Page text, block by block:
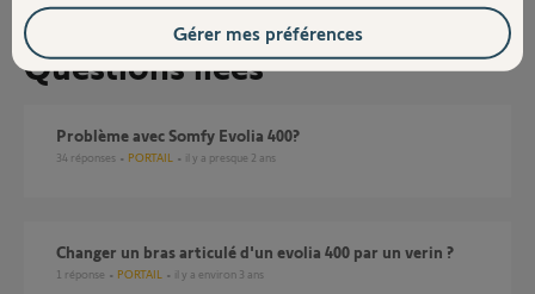
Questions liées
Problème avec Somfy Evolia 400?
34 réponses PORTAIL il y a presque 2 ans
Changer un bras articulé d'un evolia 400 par un verin ?
1 réponse PORTAIL il y a environ 3 ans
Gérer mes préférences